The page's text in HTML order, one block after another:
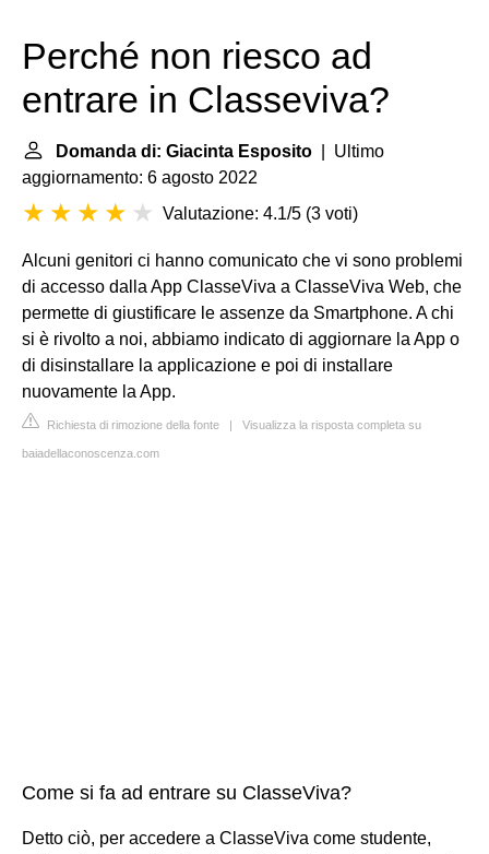
Perché non riesco ad
entrare in Classeviva?
Domanda di: Giacinta Esposito | Ultimo
aggiornamento: 6 agosto 2022
Valutazione: 4.1/5 (3 voti)
Alcuni genitori ci hanno comunicato che vi sono problemi
di accesso dalla App ClasseViva a ClasseViva Web, che
permette di giustificare le assenze da Smartphone. A chi
si è rivolto a noi, abbiamo indicato di aggiornare la App o
di disinstallare la applicazione e poi di installare
nuovamente la App.
Richiesta di rimozione della fonte | Visualizza la risposta completa su
baiadellaconoscenza.com
Come si fa ad entrare su ClasseViva?
Detto ciò, per accedere a ClasseViva come studente,